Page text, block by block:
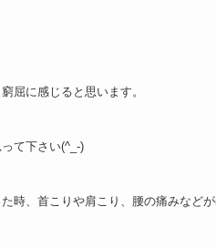
屈に感じると思います。
て下さい(^_-)
時、首こりや肩こり、腰の痛みなど